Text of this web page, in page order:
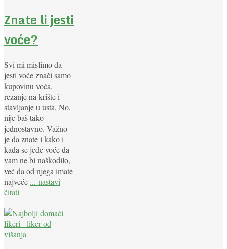
Znate li jesti
voće?
Svi mi mislimo da
jesti voće znači samo
kupovinu voća,
rezanje na krište i
stavljanje u usta. No,
nije baš tako
jednostavno. Važno
je da znate i kako i
kada se jede voće da
vam ne bi naškodilo,
već da od njega imate
najveće ... nastavi
čitati